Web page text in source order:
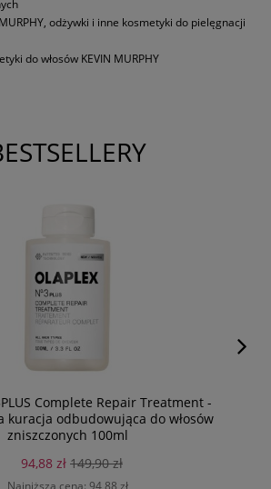
odżywki i inne kosmetyki do pielęgnacji
do włosów KEVIN MURPHY
Complete Repair Treatment -
kuracja odbudowująca do włosów
zniszczonych 100ml
94,88 zł 149,90 zł
Najniższa cena: 94,88 zł